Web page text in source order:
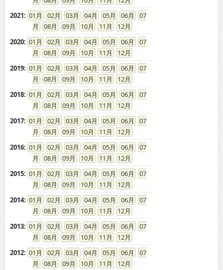
2021: 01 02 03 04 05 06
07
08
09 10 11
12
2020: 01 02 03 04 05 06
07
08
09 10 11
12
2019: 01 02 03 04 05 06
07
08
09 10 11
12
2018: 01 02 03 04 05 06
07
08
09 10 11
12
2017: 01 02 03 04 05 06
07
08
09 10 11
12
2016: 01 02 03 04 05 06
07
08
09 10 11
12
2015: 01 02 03 04 05 06
07
08
09 10 11
12
2014: 01 02 03 04 05 06
07
08
09 10 11
12
2013: 01 02 03 04 05 06
07
08
09 10 11
12
2012: 01 02 03 04 05 06
07
08
09 10 11
12